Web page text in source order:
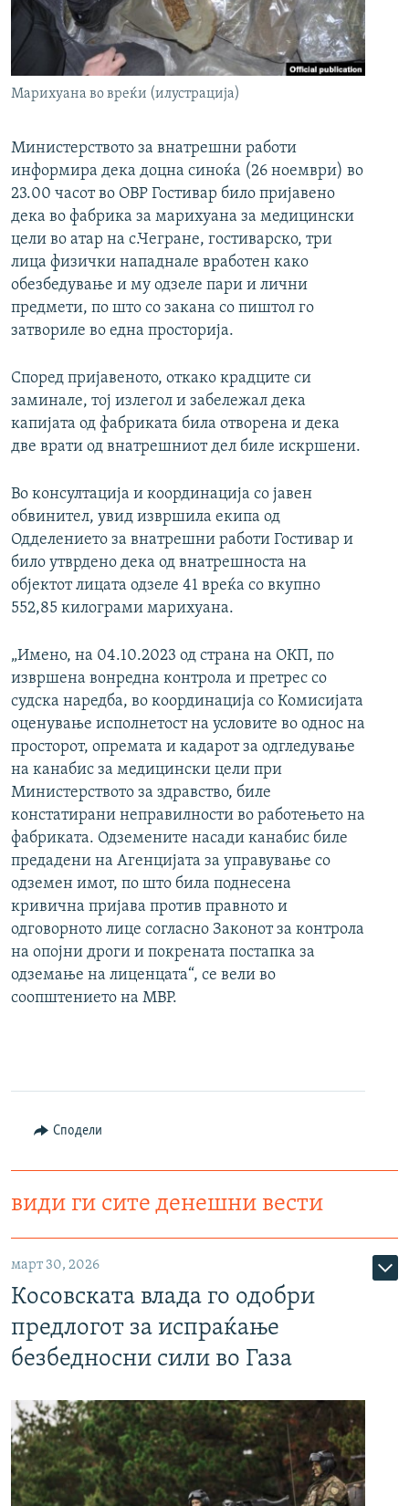
РСЕ веб страници
Марихуана во вреќи (илустрација)
Министерството за внатрешни работи
информира дека доцна синоќа (26 ноември) во
23.00 часот во ОВР Гостивар било пријавено
дека во фабрика за марихуана за медицински
цели во атар на с.Чегране, гостиварско, три
лица физички нападнале вработен како
обезбедување и му одзеле пари и лични
предмети, по што со закана со пиштол го
затвориле во една просторија.
Според пријавеното, откако крадците си
заминале, тој излегол и забележал дека
капијата од фабриката била отворена и дека
две врати од внатрешниот дел биле искршени.
Во консултација и координација со јавен
обвинител, увид извршила екипа од
Одделението за внатрешни работи Гостивар и
било утврдено дека од внатрешноста на
објектот лицата одзеле 41 вреќа со вкупно
552,85 килограми марихуана.
„Имено, на 04.10.2023 од страна на ОКП, по
извршена вонредна контрола и претрес со
судска наредба, во координација со Комисијата
оценување исполнетост на условите во однос на
просторот, опремата и кадарот за одгледување
на канабис за медицински цели при
Министерството за здравство, биле
констатирани неправилности во работењето на
фабриката. Одземените насади канабис биле
предадени на Агенцијата за управување со
одземен имот, по што била поднесена
кривична пријава против правното и
одговорното лице согласно Законот за контрола
на опојни дроги и покрената постапка за
одземање на лиценцата“, се вели во
соопштението на МВР.
Сподели
види ги сите денешни вести
март 30, 2026
Косовската влада го одобри
предлогот за испраќање
безбедносни сили во Газа